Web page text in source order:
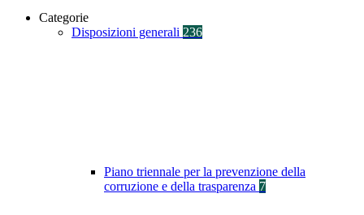
Categorie
Disposizioni generali 236
Piano triennale per la prevenzione della
corruzione e della trasparenza 7